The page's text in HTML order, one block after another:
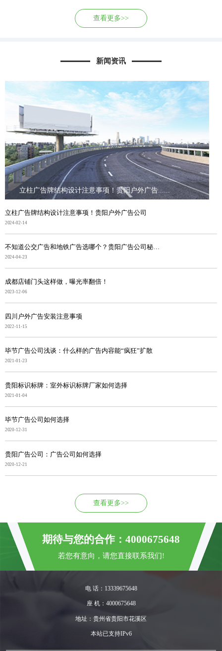
查看更多>>
新闻资讯
立柱广告牌结构设计注意事项！贵阳户外广告......
立柱广告牌结构设计注意事项！贵阳户外广告公司
2024-02-14
不知道公交广告和地铁广告选哪个？贵阳广告公司秘笈奉上
2024-04-23
成都店铺门头这样做，曝光率翻倍！
2023-12-06
四川户外广告安装注意事项
2022-11-15
毕节广告公司浅谈：什么样的广告内容能“疯狂”扩散
2021-01-23
贵阳标识标牌：室外标识标牌厂家如何选择
2021-01-04
毕节广告公司如何选择
2020-12-31
贵阳广告公司：广告公司如何选择
2020-12-21
查看更多>>
期待与您的合作：4000675648
若您有意向，请您直接联系我们!
电 话：13339675648
座 机：4000675648
地址：贵州省贵阳市花溪区
本站已支持IPv6